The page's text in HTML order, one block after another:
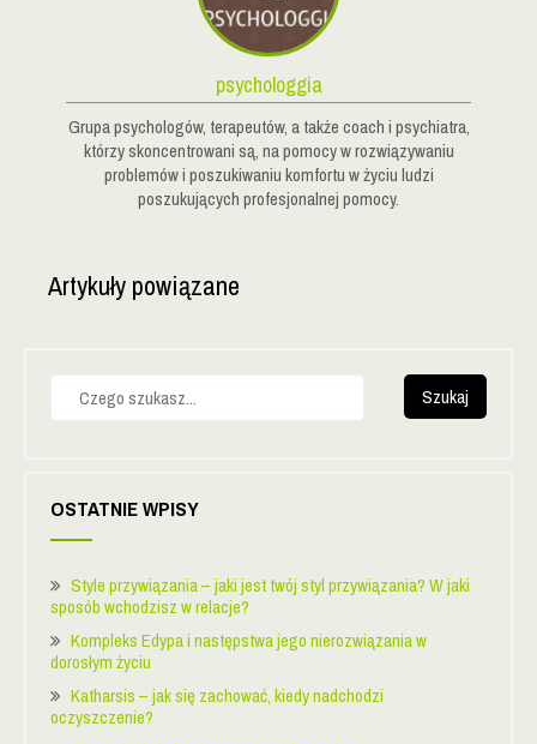
psychologgia
Grupa psychologów, terapeutów, a także coach i psychiatra,
którzy skoncentrowani są, na pomocy w rozwiązywaniu
problemów i poszukiwaniu komfortu w życiu ludzi
poszukujących profesjonalnej pomocy.
Artykuły powiązane
OSTATNIE WPISY
Style przywiązania – jaki jest twój styl przywiązania? W jaki
sposób wchodzisz w relacje?
Kompleks Edypa i następstwa jego nierozwiązania w
dorosłym życiu
Katharsis – jak się zachować, kiedy nadchodzi
oczyszczenie?